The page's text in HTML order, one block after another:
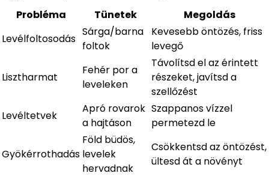
Probléma
Tünetek
Megoldás
Levélfoltosodás
Sárga/barna
foltok
Kevesebb öntözés, friss
levegő
Lisztharmat
Fehér por a
leveleken
Távolítsd el az érintett
részeket, javítsd a
szellőzést
Levéltetvek
Apró rovarok
a hajtáson
Szappanos vízzel
permetezd le
Gyökérrothadás
Föld büdös,
levelek
hervadnak
Csökkentsd az öntözést,
ültesd át a növényt